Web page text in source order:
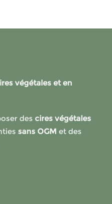
végétales et en
des cires végétales
sans OGM et des